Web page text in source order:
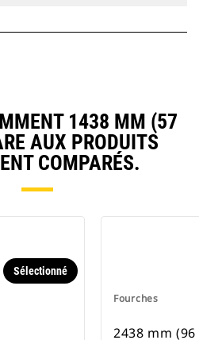
1438 MM (57
AUX PRODUITS
COMPARÉS.
Sélectionné
Fourches
2438 mm